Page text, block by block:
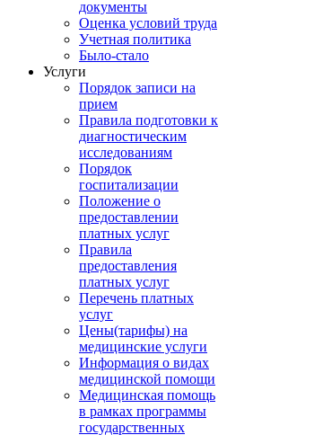
документы
Оценка условий труда
Учетная политика
Было-стало
Услуги
Порядок записи на
прием
Правила подготовки к
диагностическим
исследованиям
Порядок
госпитализации
Положение о
предоставлении
платных услуг
Правила
предоставления
платных услуг
Перечень платных
услуг
Цены(тарифы) на
медицинские услуги
Информация о видах
медицинской помощи
Медицинская помощь
в рамках программы
государственных